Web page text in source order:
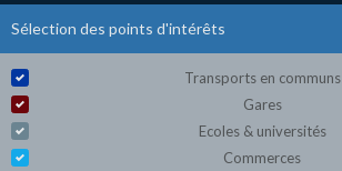
Sélection des points d'intérêts
Transports en communs
Gares
Ecoles & universités
Commerces